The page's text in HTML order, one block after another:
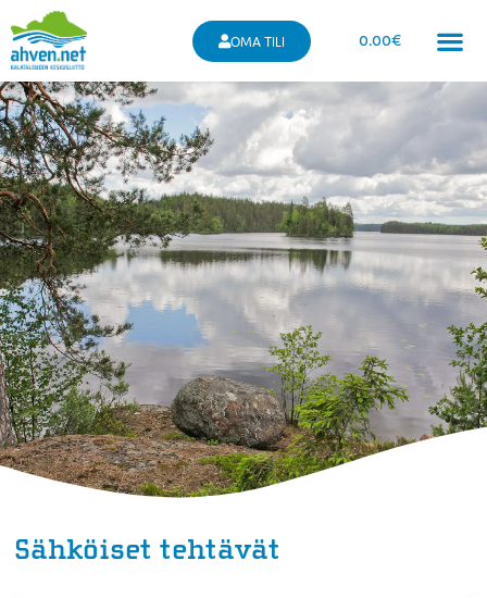
OMA TILI 0.00€
Sähköiset tehtävät